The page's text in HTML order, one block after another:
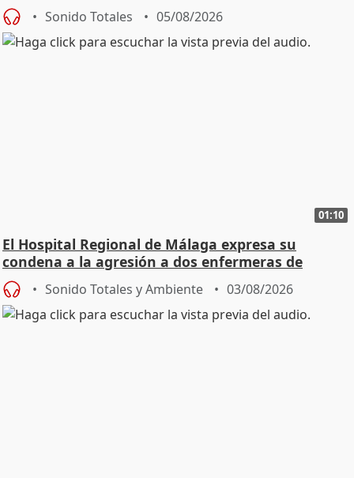
Sonido Totales 05/08/2026
01:10
El Hospital Regional de Málaga expresa su
condena a la agresión a dos enfermeras de
Urgencias
Sonido Totales y Ambiente 03/08/2026